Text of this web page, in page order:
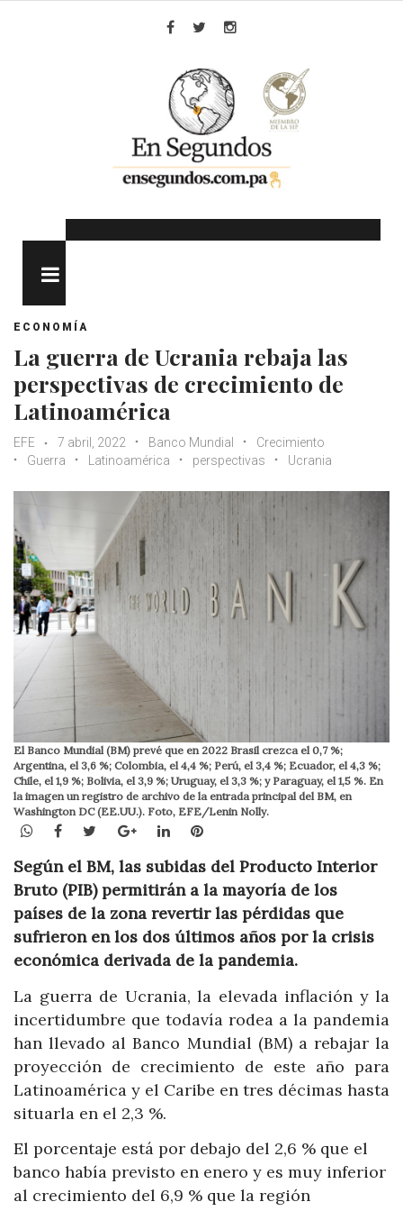
ECONOMÍA
La guerra de Ucrania rebaja las
perspectivas de crecimiento de
Latinoamérica
EFE 7 abril, 2022 Banco Mundial
Crecimiento
Guerra
Latinoamérica perspectivas Ucrania
El Banco Mundial (BM) prevé que en 2022 Brasil crezca el 0,7 %;
Argentina, el 3,6 %; Colombia, el 4,4 %; Perú, el 3,4 %; Ecuador, el 4,3 %;
Chile, el 1,9 %; Bolivia, el 3,9 %; Uruguay, el 3,3 %; y Paraguay, el 1,5 %. En
la imagen un registro de archivo de la entrada principal del BM, en
Washington DC (EE.UU.). Foto, EFE/Lenin Nolly.
WhatsApp
Facebook
TwitterGoogle+LinkedInPinterest
Según el BM, las subidas del Producto Interior
Bruto (PIB) permitirán a la mayoría de los
países de la zona revertir las pérdidas que
sufrieron en los dos últimos años por la crisis
económica derivada de la pandemia.
La guerra de Ucrania, la elevada inflación y la
incertidumbre que todavía rodea a la pandemia
han llevado al Banco Mundial (BM) a rebajar la
proyección de crecimiento de este año para
Latinoamérica y el Caribe en tres décimas hasta
situarla en el 2,3 %.
El porcentaje está por debajo del 2,6 % que el
banco había previsto en enero y es muy inferior
al crecimiento del 6,9 % que la región